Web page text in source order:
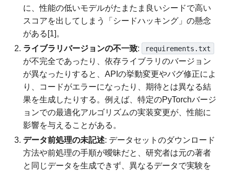
に、性能の低いモデルがたまたま良いシードで高い
スコアを出してしまう「シードハッキング」の懸念
がある[1]。
ライブラリバージョンの不一致: requirements.txt
が不完全であったり、依存ライブラリのバージョン
が異なったりすると、APIの挙動変更やバグ修正によ
り、コードがエラーになったり、期待とは異なる結
果を生成したりする。例えば、特定のPyTorchバージ
ョンでの最適化アルゴリズムの実装変更が、性能に
影響を与えることがある。
データ前処理の未記述: データセットのダウンロード
方法や前処理の手順が曖昧だと、研究者は元の著者
と同じデータを生成できず、異なるデータで実験を